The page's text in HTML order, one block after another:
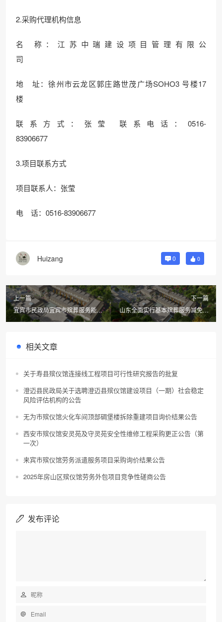
2.采购代理机构信息
名 称：江苏中瑞建设项目管理有限公
司
地 址：徐州市云龙区郭庄路世茂广场SOHO3 号楼17
楼
联系方式：张莹 联系电话：0516-
83906677
3.项目联系方式
项目联系人：张莹
电 话：0516-83906677
Huizang 0 0
上一篇
宜宾市民政局宜宾市殡葬服务能力
提升项目送新风双循环空气消毒净
下一篇
山东全面实行基本殡葬服务减免政
策，去年新改扩建公益性安葬
相关文章
关于寿县殡仪馆连接线工程项目可行性研究报告的批复
澄迈县民政局关于选聘澄迈县殡仪馆建设项目（一期）社会稳定
风险评估机构的公告
无为市殡仪馆火化车间顶部碉堡楼拆除重建项目询价结果公告
西安市殡仪馆安灵苑及守灵苑安全性维修工程采购更正公告（第
一次）
来宾市殡仪馆劳务派遣服务项目采购询价结果公告
2025年房山区殡仪馆劳务外包项目竞争性磋商公告
发布评论